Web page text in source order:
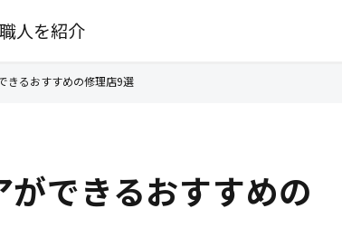
人を紹介
きるおすすめの修理店9選
できるおすすめの